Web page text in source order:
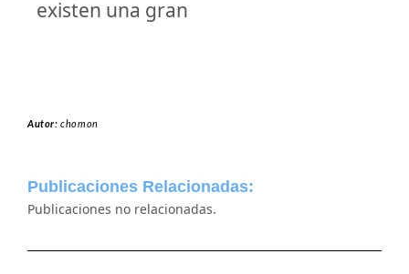
existen una gran
Autor:chomon
Publicaciones Relacionadas:
Publicaciones no relacionadas.